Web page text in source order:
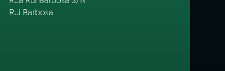
Rui Barbosa